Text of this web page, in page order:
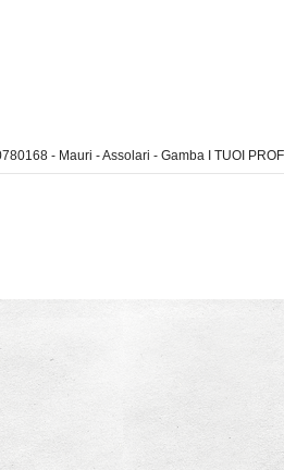
- Mauri - Assolari - Gamba I TUOI